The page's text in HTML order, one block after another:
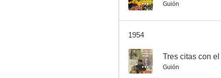
--
Guión
1954
-- Tres citas con
Guión